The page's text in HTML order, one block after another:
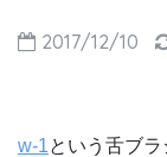
2017/12/10
w-1という舌ブ